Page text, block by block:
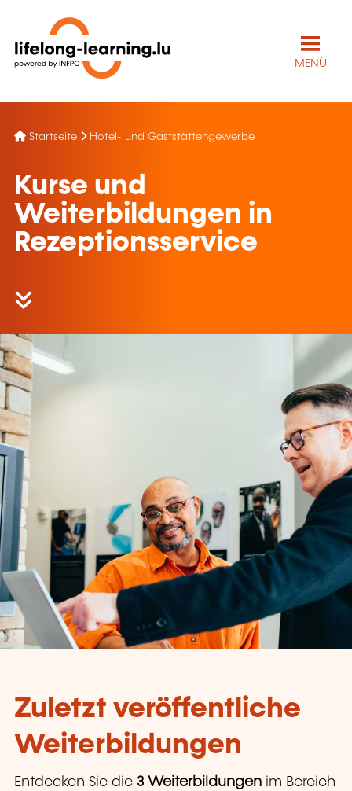
MENÜ
Startseite Hotel- und Gaststättengewerbe
Kurse und
Weiterbildungen in
Rezeptionsservice
Zuletzt veröffentliche
Weiterbildungen
Entdecken Sie die 3 Weiterbildungen im Bereich